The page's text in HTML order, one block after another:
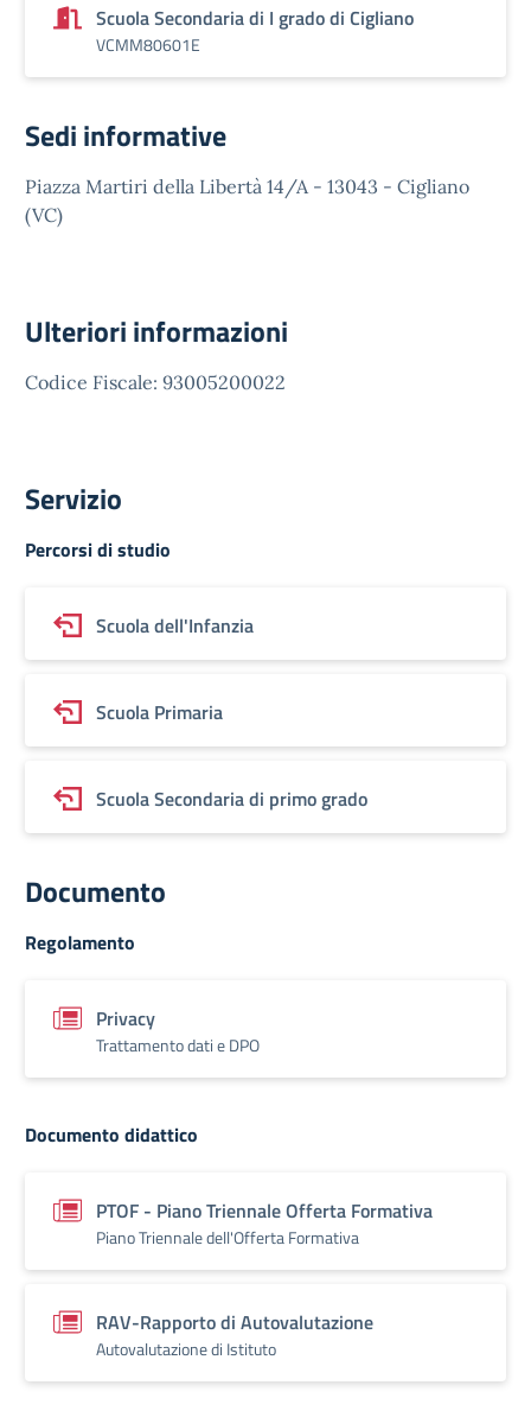
Scuola Secondaria di I grado di Cigliano
VCMM80601E
Sedi informative
Piazza Martiri della Libertà 14/A - 13043 - Cigliano
(VC)
Ulteriori informazioni
Codice Fiscale: 93005200022
Servizio
Percorsi di studio
Scuola dell'Infanzia
Scuola Primaria
Scuola Secondaria di primo grado
Documento
Regolamento
Privacy
Trattamento dati e DPO
Documento didattico
PTOF - Piano Triennale Offerta Formativa
Piano Triennale dell'Offerta Formativa
RAV-Rapporto di Autovalutazione
Autovalutazione di Istituto